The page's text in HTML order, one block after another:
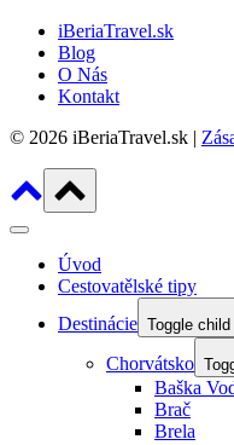
iBeriaTravel.sk
Blog
O Nás
Kontakt
© 2026 iBeriaTravel.sk |
Úvod
Cestovatělské tipy
Destinácie Toggle
Chorvátsko
Baška
Brač
Brela